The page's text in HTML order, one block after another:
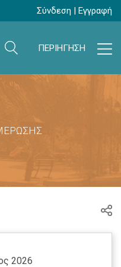
Σύνδεση | Εγγραφή
ΠΕΡΙΗΓΗΣΗ
2026